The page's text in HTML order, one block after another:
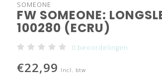
SOMEONE
FW SOMEONE:
100280 (ECRU)
0 beoordelingen
€22,99 Incl. btw